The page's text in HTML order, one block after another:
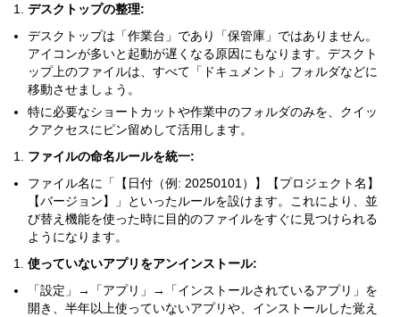
デスクトップの整理:
デスクトップは「作業台」であり「保管庫」ではありません。
アイコンが多いと起動が遅くなる原因にもなります。デスクト
ップ上のファイルは、すべて「ドキュメント」フォルダなどに
移動させましょう。
特に必要なショートカットや作業中のフォルダのみを、クイッ
クアクセスにピン留めして活用します。
ファイルの命名ルールを統一:
ファイル名に「【日付（例: 20250101）】【プロジェクト名】
【バージョン】」といったルールを設けます。これにより、並
び替え機能を使った時に目的のファイルをすぐに見つけられる
ようになります。
使っていないアプリをアンインストール:
「設定」→「アプリ」→「インストールされているアプリ」を
開き、半年以上使っていないアプリや、インストールした覚え